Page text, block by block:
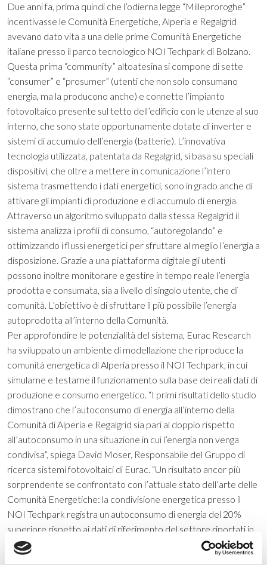
Due anni fa, prima quindi che l’odierna legge “Milleproroghe”
incentivasse le Comunità Energetiche, Alperia e Regalgrid
avevano dato vita a una delle prime Comunità Energetiche
italiane presso il parco tecnologico NOI Techpark di Bolzano.
Questa prima “community” altoatesina si compone di sette
“consumer” e “prosumer” (utenti che non solo consumano
energia, ma la producono anche) e connette l’impianto
fotovoltaico presente sul tetto dell’edificio con le utenze al suo
interno, che sono state opportunamente dotate di inverter e
sistemi di accumulo dell’energia (batterie). L’innovativa
tecnologia utilizzata, patentata da Regalgrid, si basa su speciali
dispositivi, che oltre a mettere in comunicazione l’intero
sistema trasmettendo i dati energetici, sono in grado anche di
attivare gli impianti di produzione e di accumulo di energia.
Attraverso un algoritmo sviluppato dalla stessa Regalgrid il
sistema analizza i profili di consumo, “autoregolando” e
ottimizzando i flussi energetici per sfruttare al meglio l’energia a
disposizione. Grazie a una piattaforma digitale gli utenti
possono inoltre monitorare e gestire in tempo reale l’energia
prodotta e consumata, sia a livello di singolo utente, che di
comunità. L’obiettivo è di sfruttare il più possibile l’energia
autoprodotta all’interno della Comunità.
Per approfondire le potenzialità del sistema, Eurac Research
ha sviluppato un ambiente di modellazione che riproduce la
comunità energetica di Alperia presso il NOI Techpark, in cui
simularne e testarne il funzionamento sulla base dei reali dati di
produzione e consumo energetico. “I primi risultati dello studio
dimostrano che l’autoconsumo di energia all’interno della
Comunità di Alperia e Regalgrid sia pari al doppio rispetto
all’autoconsumo in una situazione in cui l’energia non venga
condivisa”, spiega David Moser, Responsabile del Gruppo di
ricerca sistemi fotovoltaici di Eurac. “Un risultato ancor più
sorprendente se confrontato con l’attuale stato dell’arte delle
Comunità Energetiche: la condivisione energetica presso il
NOI Techpark registra un autoconsumo di energia del 20%
superiore rispetto ai dati di riferimento del settore riportati in
letteratura”.